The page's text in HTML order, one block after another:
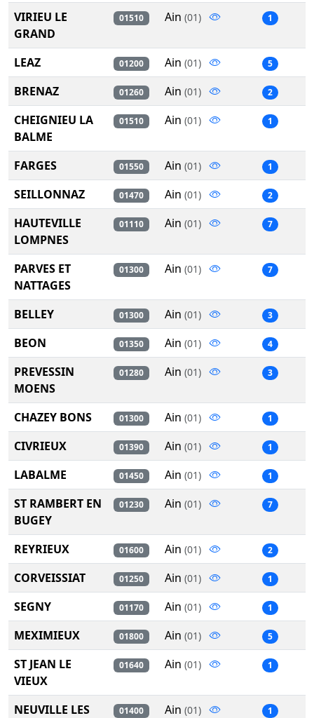
VIRIEU LE
GRAND
01510 Ain (01) 1
LEAZ 01200 Ain (01) 5
BRENAZ 01260 Ain (01) 2
CHEIGNIEU LA
BALME
01510 Ain (01) 1
FARGES 01550 Ain (01) 1
SEILLONNAZ 01470 Ain (01) 2
HAUTEVILLE
LOMPNES
01110 Ain (01) 7
PARVES ET
NATTAGES
01300 Ain (01) 7
BELLEY 01300 Ain (01) 3
BEON 01350 Ain (01) 4
PREVESSIN
MOENS
01280 Ain (01) 3
CHAZEY BONS 01300 Ain (01) 1
CIVRIEUX 01390 Ain (01) 1
LABALME 01450 Ain (01) 1
ST RAMBERT EN
BUGEY
01230 Ain (01) 7
REYRIEUX 01600 Ain (01) 2
CORVEISSIAT 01250 Ain (01) 1
SEGNY 01170 Ain (01) 1
MEXIMIEUX 01800 Ain (01) 5
ST JEAN LE
VIEUX
01640 Ain (01) 1
NEUVILLE LES
01400 Ain (01) 1